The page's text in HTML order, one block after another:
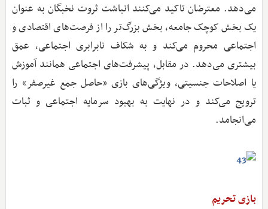
می‌دهد. معترضان تاکید می‌کنند انباشت ثروت نخبگان به عنوان
یک بخش کوچک جامعه، بخش بزرگ‌تر را از فرصت‌های اقتصادی و
اجتماعی محروم می‌کند و به شکاف نابرابری اجتماعی، عمق
بیشتری می‌دهد. در مقابل، پیشرفت‌های اجتماعی همانند آموزش
یا اصلاحات جنسیتی، ویژگی‌های بازی «حاصل جمع غیرصفر» را
ترویج می‌کند و در نهایت به بهبود سرمایه اجتماعی و ثبات
می‌انجامد.
بازی تحریم